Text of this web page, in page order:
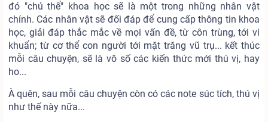
đó "chủ thể" khoa học sẽ là một trong những nhân vật
chính. Các nhân vật sẽ đối đáp để cung cấp thông tin khoa
học, giải đáp thắc mắc về mọi vấn đề, từ côn trùng, tới vi
khuẩn; từ cơ thể con người tới mặt trăng vũ trụ... kết thúc
mỗi câu chuyện, sẽ là vô số các kiến thức mới thú vị, hay
ho...
À quên, sau mỗi câu chuyện còn có các note súc tích, thú vị
như thế này nữa...